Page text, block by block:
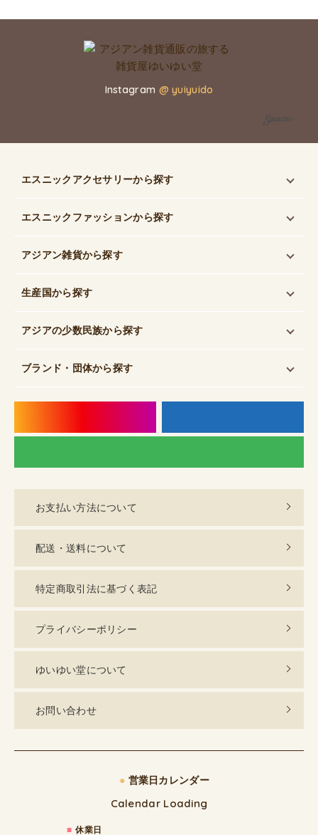
Instagram @ yuiyuido
エスニックアクセサリーから探す
エスニックファッションから探す
アジアン雑貨から探す
生産国から探す
アジアの少数民族から探す
ブランド・団体から探す
お支払い方法について
配送・送料について
特定商取引法に基づく表記
プライバシーポリシー
ゆいゆい堂について
お問い合わせ
● 営業日カレンダー
Calendar Loading
■ 休業日